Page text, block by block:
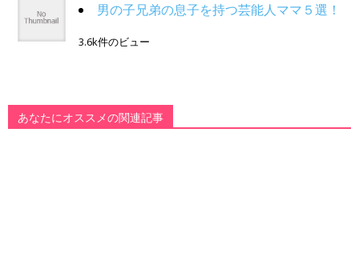
男の子兄弟の息子を持つ芸能人ママ５選！
3.6k件のビュー
あなたにオススメの関連記事